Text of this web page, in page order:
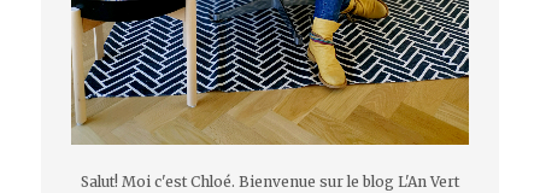
Salut! Moi c'est Chloé. Bienvenue sur le blog L'An Vert